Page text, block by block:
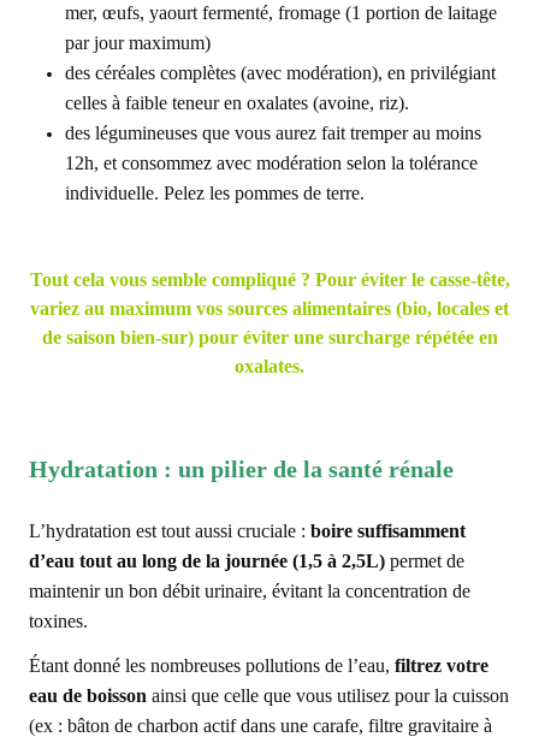
mer, œufs, yaourt fermenté, fromage (1 portion de laitage
par jour maximum)
des céréales complètes (avec modération), en privilégiant
celles à faible teneur en oxalates (avoine, riz).
des légumineuses que vous aurez fait tremper au moins
12h, et consommez avec modération selon la tolérance
individuelle. Pelez les pommes de terre.
Tout cela vous semble compliqué ? Pour éviter le casse-tête,
variez au maximum vos sources alimentaires (bio, locales et
de saison bien-sur) pour éviter une surcharge répétée en
oxalates.
Hydratation : un pilier de la santé rénale
L’hydratation est tout aussi cruciale : boire suffisamment
d’eau tout au long de la journée (1,5 à 2,5L) permet de
maintenir un bon débit urinaire, évitant la concentration de
toxines.
Étant donné les nombreuses pollutions de l’eau, filtrez votre
eau de boisson ainsi que celle que vous utilisez pour la cuisson
(ex : bâton de charbon actif dans une carafe, filtre gravitaire à